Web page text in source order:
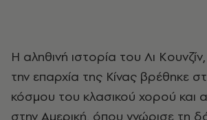
H αληθινή ιστορία του Λι
την επαρχία της Κίνας βρέθηκε
κόσμου του κλασικού χορού και
στην Αμερική, όπου γνώρισε τη